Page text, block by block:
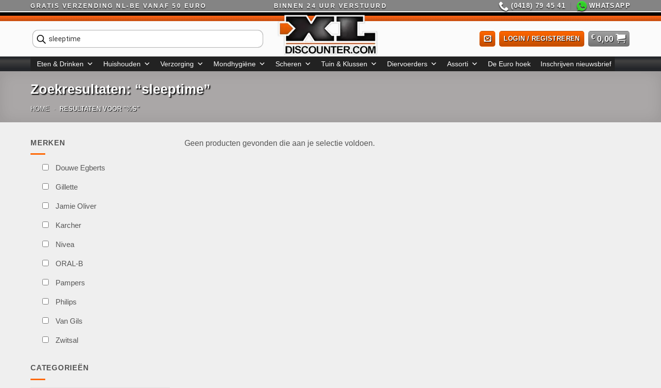
naar
GRATIS VERZENDING NL-BE VANAF 50 EURO BINNEN 24 UUR VERSTUURD (0418) 79 45 41 WHATSAPP
Producten
zoeken
LOGIN / REGISTREREN € 0,00
Eten & Drinken Huishouden Verzorging Mondhygiëne Scheren Tuin & Klussen Diervoerders Assorti De Euro hoek Inschrijven nieuwsbrief
Zoekresultaten: “sleeptime”
HOME - RESULTATEN VOOR "%S"
MERKEN
Douwe Egberts
Gillette
Jamie Oliver
Karcher
Nivea
ORAL-B
Pampers
Philips
Van Gils
Zwitsal
CATEGORIEËN
Geen producten gevonden die aan je selectie voldoen.